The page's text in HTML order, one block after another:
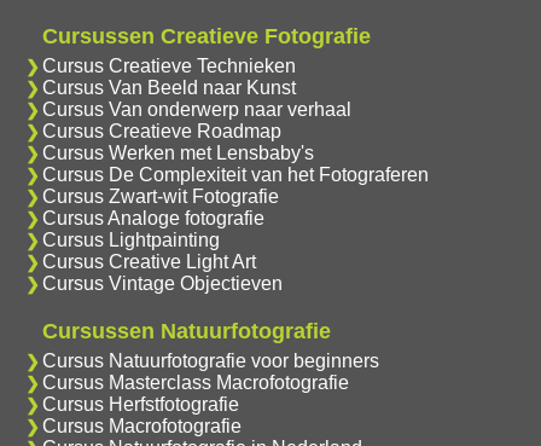
Cursussen Creatieve Fotografie
Cursus Creatieve Technieken
Cursus Van Beeld naar Kunst
Cursus Van onderwerp naar verhaal
Cursus Creatieve Roadmap
Cursus Werken met Lensbaby's
Cursus De Complexiteit van het Fotograferen
Cursus Zwart-wit Fotografie
Cursus Analoge fotografie
Cursus Lightpainting
Cursus Creative Light Art
Cursus Vintage Objectieven
Cursussen Natuurfotografie
Cursus Natuurfotografie voor beginners
Cursus Masterclass Macrofotografie
Cursus Herfstfotografie
Cursus Macrofotografie